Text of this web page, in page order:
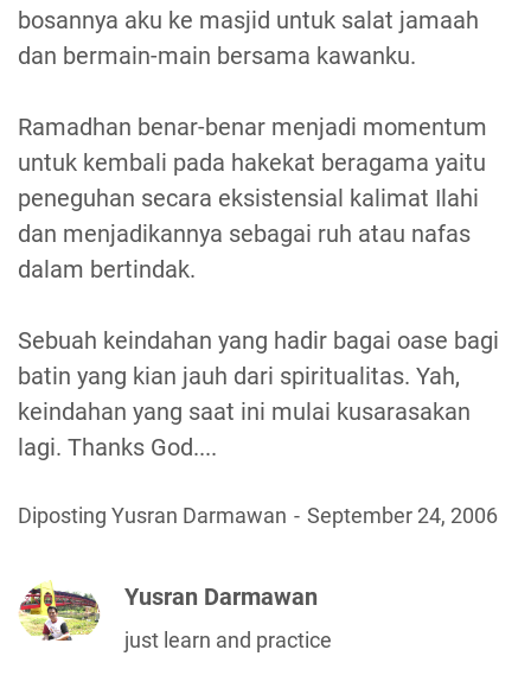
bosannya aku ke masjid untuk salat jamaah
dan bermain-main bersama kawanku.
Ramadhan benar-benar menjadi momentum
untuk kembali pada hakekat beragama yaitu
peneguhan secara eksistensial kalimat Ilahi
dan menjadikannya sebagai ruh atau nafas
dalam bertindak.
Sebuah keindahan yang hadir bagai oase bagi
batin yang kian jauh dari spiritualitas. Yah,
keindahan yang saat ini mulai kusarasakan
lagi. Thanks God....
Diposting Yusran Darmawan September 24, 2006
Yusran Darmawan
just learn and practice